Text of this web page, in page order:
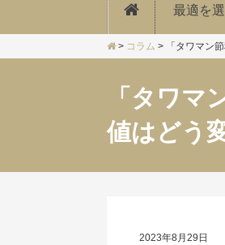
最適を
> コラム > 「タワマン
「タワ
値はどう
2023年8月29日